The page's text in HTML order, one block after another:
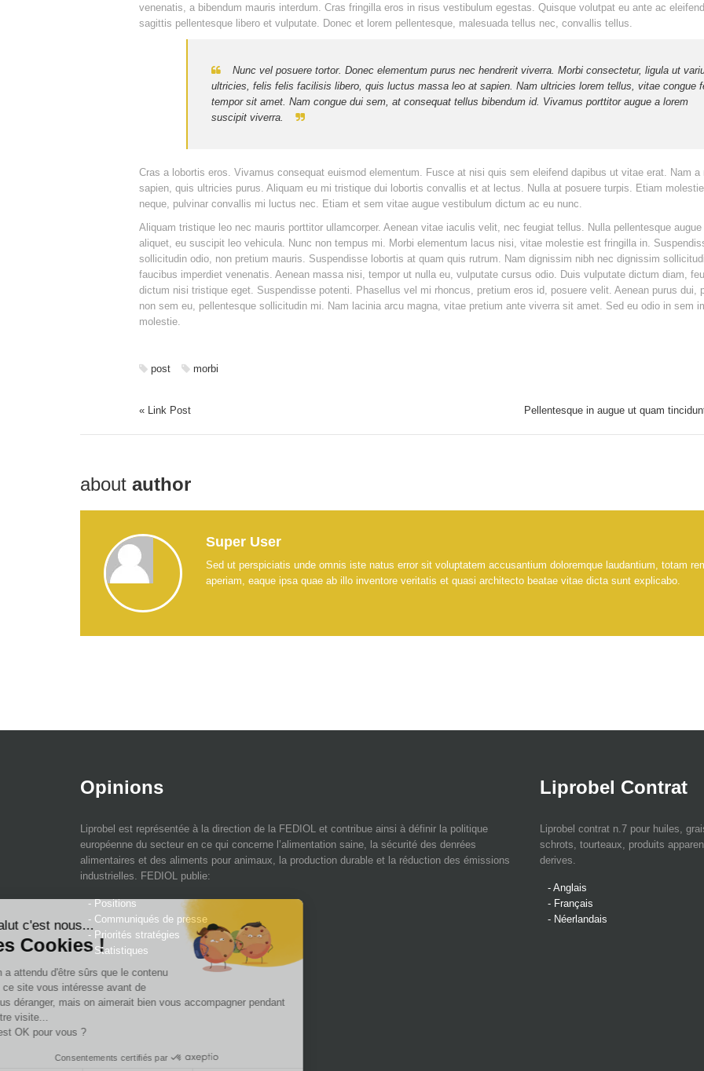
venenatis, a bibendum mauris interdum. Cras fringilla eros in risus vestibulum egestas. Quisque volutpat eu ante ac
sagittis pellentesque libero et vulputate. Donec et lorem pellentesque, malesuada tellus nec, convallis tellus.
Nunc vel posuere tortor. Donec elementum purus nec hendrerit viverra. Morbi consectetur, ligula ut
ultricies, felis felis facilisis libero, quis luctus massa leo at sapien. Nam ultricies lorem tellus, vitae congue
tempor sit amet. Nam congue dui sem, at consequat tellus bibendum id. Vivamus porttitor augue a lorem
suscipit viverra.
Cras a lobortis eros. Vivamus consequat euismod elementum. Fusce at nisi quis sem eleifend dapibus ut vitae erat. Nam a
sapien, quis ultricies purus. Aliquam eu mi tristique dui lobortis convallis et at lectus. Nulla at posuere turpis. Etiam
neque, pulvinar convallis mi luctus nec. Etiam et sem vitae augue vestibulum dictum ac eu nunc.
Aliquam tristique leo nec mauris porttitor ullamcorper. Aenean vitae iaculis velit, nec feugiat tellus. Nulla pellentesque augue
aliquet, eu suscipit leo vehicula. Nunc non tempus mi. Morbi elementum lacus nisi, vitae molestie est fringilla in.
sollicitudin odio, non pretium mauris. Suspendisse lobortis at quam quis rutrum. Nam dignissim nibh nec dignissim
faucibus imperdiet venenatis. Aenean massa nisi, tempor ut nulla eu, vulputate cursus odio. Duis vulputate dictum diam,
dictum nisi tristique eget. Suspendisse potenti. Phasellus vel mi rhoncus, pretium eros id, posuere velit. Aenean purus dui,
non sem eu, pellentesque sollicitudin mi. Nam lacinia arcu magna, vitae pretium ante viverra sit amet. Sed eu odio in sem
molestie.
post morbi
« Link Post Pellentesque in augue ut quam
about author
Super User
Sed ut perspiciatis unde omnis iste natus error sit voluptatem accusantium doloremque laudantium, totam
aperiam, eaque ipsa quae ab illo inventore veritatis et quasi architecto beatae vitae dicta sunt explicabo.
Opinions
Liprobel est représentée à la direction de la FEDIOL et contribue ainsi à définir la politique
européenne du secteur en ce qui concerne l’alimentation saine, la sécurité des denrées
alimentaires et des aliments pour animaux, la production durable et la réduction des émissions
industrielles. FEDIOL publie:
- Positions
- Communiqués de presse
- Priorités stratégies
- Statistiques
Liprobel Contrat
Liprobel contrat n.7 pour huiles,
schrots, tourteaux, produits
derives.
- Anglais
- Français
- Néerlandais